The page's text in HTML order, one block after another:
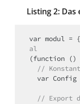
Listing 2:
var modul =
al
//
// Export